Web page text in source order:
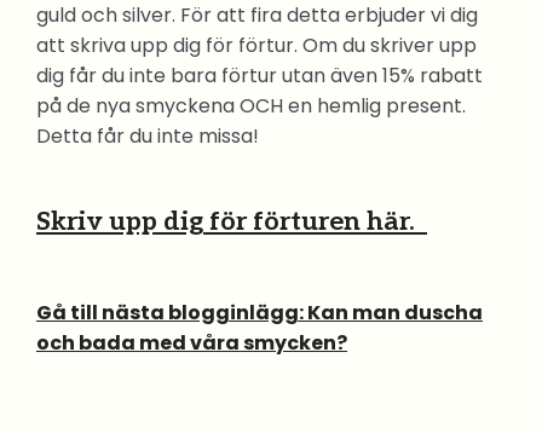
guld och silver. För att fira detta erbjuder vi dig
att skriva upp dig för förtur. Om du skriver upp
dig får du inte bara förtur utan även 15% rabatt
på de nya smyckena OCH en hemlig present.
Detta får du inte missa!
Skriv upp dig förförturen här.
Gå till nästa blogginlägg: Kan man duscha
och bada med våra smycken?